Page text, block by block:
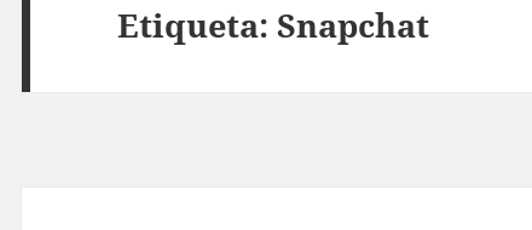
Etiqueta:Snapchat